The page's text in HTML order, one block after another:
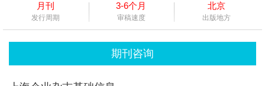
月刊
发行周期
3-6个月
审稿速度
北京
出版地方
期刊咨询